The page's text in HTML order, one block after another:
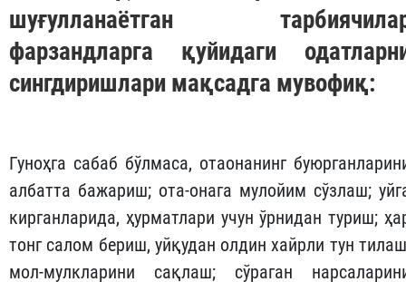
шуғулланаётган
фарзандларга қуйидаги
сингдиришлари мақсадга мувофиқ:
Гуноҳга сабаб бўлмаса, отаонанинг
албатта бажариш; ота-онага мулойим сўзлаш;
кирганларида, ҳурматлари учун ўрнидан туриш;
тонг салом бериш, уйқудан олдин хайрли тун
мол-мулкларини сақлаш; сўраган